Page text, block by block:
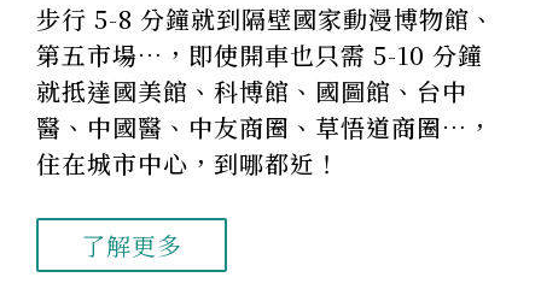
步行 5-8 分鐘就到隔壁國家動漫博物館、
第五市場…，即使開車也只需 5-10 分鐘
就抵達國美館、科博館、國圖館、台中
醫、中國醫、中友商圈、草悟道商圈…，
住在城市中心，到哪都近！
了解更多